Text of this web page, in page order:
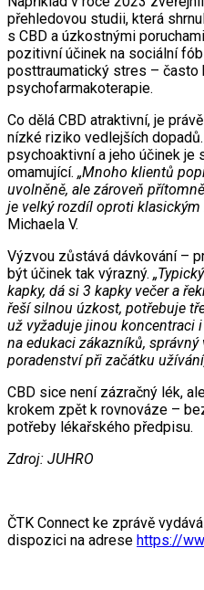
přehledovou studii, která
s CBD a úzkostnými
pozitivní účinek na sociální
posttraumatický stres – často
psychofarmakoterapie.
Co dělá CBD atraktivní, je
nízké riziko vedlejších
psychoaktivní a jeho účinek je
omamující. „Mnoho klientů
uvolněně, ale zároveň
je velký rozdíl oproti klasickým
Michaela V.
Výzvou zůstává dávkování –
být účinek tak výrazný.
kapky, dá si 3 kapky večer a
řeší silnou úzkost, potřebuje
už vyžaduje jinou koncentraci
na edukaci zákazníků, správný
poradenství při začátku
CBD sice není zázračný lék,
krokem zpět k rovnováze –
potřeby lékařského předpisu.
Zdroj: JUHRO
ČTK Connect ke zprávě
dispozici na adrese https://